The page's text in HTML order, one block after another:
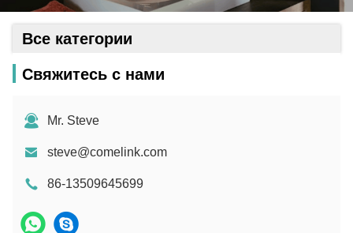
Все категории
Свяжитесь с нами
Mr. Steve
steve@comelink.com
86-13509645699